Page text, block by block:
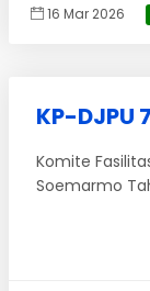
16 Mar 2026
KP-DJPU
Komite
Soemarmo